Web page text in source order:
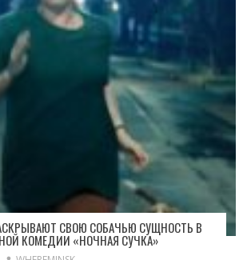
СВОЮ СОБАЧЬЮ СУЩНОСТЬ В
КОМЕДИИ «НОЧНАЯ СУЧКА»